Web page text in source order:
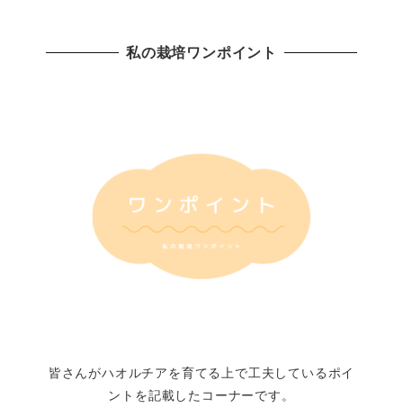
私の栽培ワンポイント
皆さんがハオルチアを育てる上で工夫しているポイ
ントを記載したコーナーです。